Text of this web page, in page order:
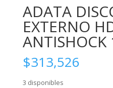
ADATA
EXTERNO
ANTISHOCK
$313,526
3 disponibles